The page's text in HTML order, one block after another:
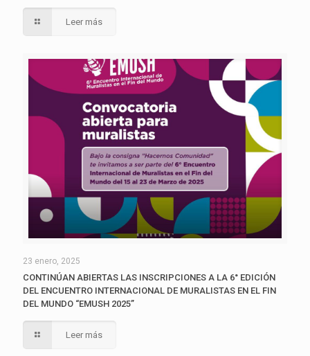
Leer más
23 enero, 2025
CONTINÚAN ABIERTAS LAS INSCRIPCIONES A LA 6° EDICIÓN
DEL ENCUENTRO INTERNACIONAL DE MURALISTAS EN EL FIN
DEL MUNDO “EMUSH 2025”
Leer más